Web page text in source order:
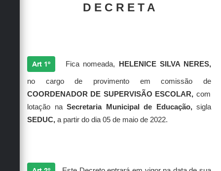
D E C R E T A
Art 1º Fica nomeada, HELENICE SILVA NERES,
no cargo de provimento em comissão de
COORDENADOR DE SUPERVISÃO ESCOLAR, com
lotação na Secretaria Municipal de Educação,sigla
SEDUC, a partir do dia 05 de maio de 2022.